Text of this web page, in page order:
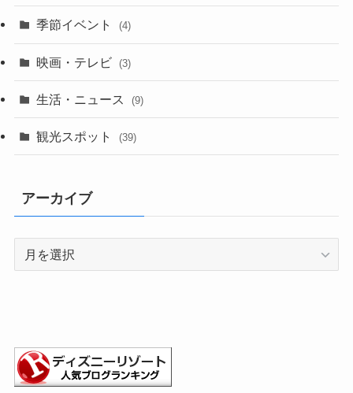
季節イベント (4)
映画・テレビ (3)
生活・ニュース (9)
観光スポット (39)
アーカイブ